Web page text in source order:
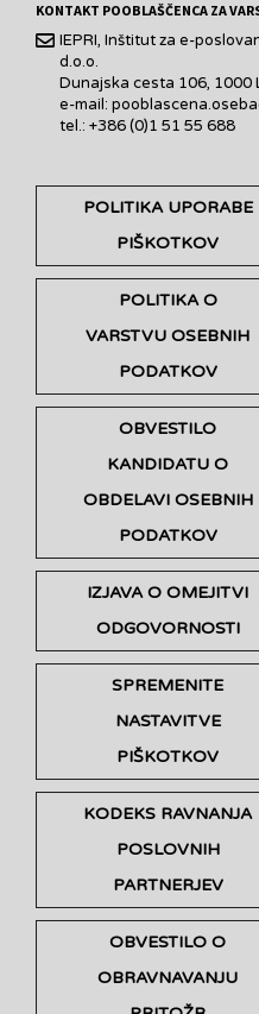
KONTAKT POOBLAŠČENCA ZA
IEPRI, Inštitut za e-
d.o.o.
Dunajska cesta 106, 1000
e-mail:
tel.: +386 (0)1 51 55 688
POLITIKA UPORABE
PIŠKOTKOV
POLITIKA O
VARSTVU OSEBNIH
PODATKOV
OBVESTILO
KANDIDATU O
OBDELAVI OSEBNIH
PODATKOV
IZJAVA O OMEJITVI
ODGOVORNOSTI
SPREMENITE
NASTAVITVE
PIŠKOTKOV
KODEKS RAVNANJA
POSLOVNIH
PARTNERJEV
OBVESTILO O
OBRAVNAVANJU